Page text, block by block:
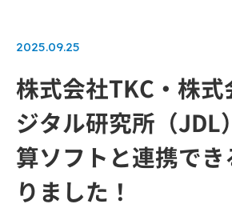
2025.09.25
株式会社TKC・株
ジタル研究所（JDL
算ソフトと連携で
りました！